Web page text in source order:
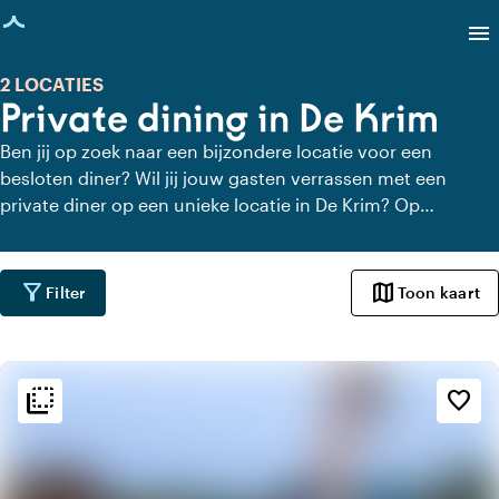
geladen
menu
Private dining in De Krim
2 LOCATIES
Ben jij op zoek naar een bijzondere locatie voor een
besloten diner? Wil jij jouw gasten verrassen met een
private diner op een unieke locatie in De Krim? Op
Krim waar je in alle rust kunt dineren. Bekijk alle private
dining locaties voor een heerlijk verzorgd private diner.
filter_alt Filter map Toon kaart
flip_to_back favorite_border
flip_to_back Sfeer en esthetiek
palette
Kleurrijk
history
Vintage